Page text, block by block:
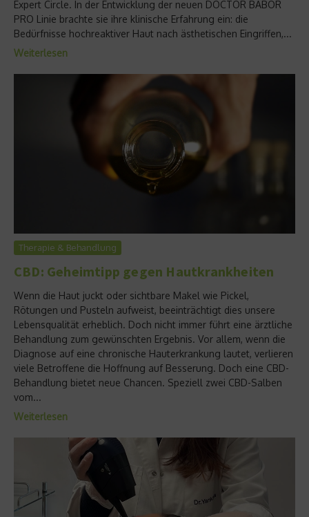
Expert Circle. In der Entwicklung der neuen DOCTOR BABOR
PRO Linie brachte sie ihre klinische Erfahrung ein: die
Bedürfnisse hochreaktiver Haut nach ästhetischen Eingriffen,...
Weiterlesen
Therapie & Behandlung
CBD: Geheimtipp gegen Hautkrankheiten
Wenn die Haut juckt oder sichtbare Makel wie Pickel,
Rötungen und Pusteln aufweist, beeinträchtigt dies unsere
Lebensqualität erheblich. Doch nicht immer führt eine ärztliche
Behandlung zum gewünschten Ergebnis. Vor allem, wenn die
Diagnose auf eine chronische Hauterkrankung lautet, verlieren
viele Betroffene die Hoffnung auf Besserung. Doch eine CBD-
Behandlung bietet neue Chancen. Speziell zwei CBD-Salben
vom...
Weiterlesen